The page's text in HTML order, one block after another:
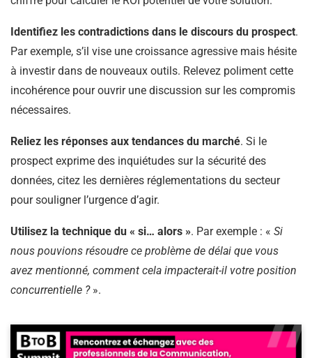
Identifiez les contradictions dans le discours du prospect.
Par exemple, s’il vise une croissance agressive mais hésite
à investir dans de nouveaux outils. Relevez poliment cette
incohérence pour ouvrir une discussion sur les compromis
nécessaires.
Reliez les réponses aux tendances du marché. Si le
prospect exprime des inquiétudes sur la sécurité des
données, citez les dernières réglementations du secteur
pour souligner l’urgence d’agir.
Utilisez la technique du « si… alors ». Par exemple : « Si
nous pouvions résoudre ce problème de délai que vous
avez mentionné, comment cela impacterait-il votre position
concurrentielle ?».